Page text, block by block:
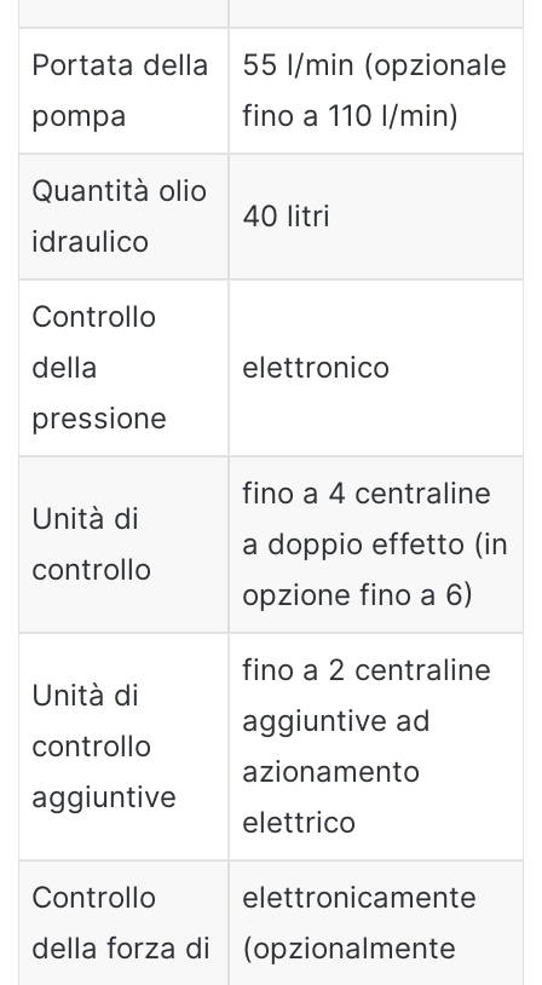
Portata della
pompa
55 l/min (opzionale
fino a 110 l/min)
Quantità olio
idraulico
40 litri
Controllo
della
pressione
elettronico
Unità di
controllo
fino a 4 centraline
a doppio effetto (in
opzione fino a 6)
Unità di
controllo
aggiuntive
fino a 2 centraline
aggiuntive ad
azionamento
elettrico
Controllo
della forza di
elettronicamente
(opzionalmente